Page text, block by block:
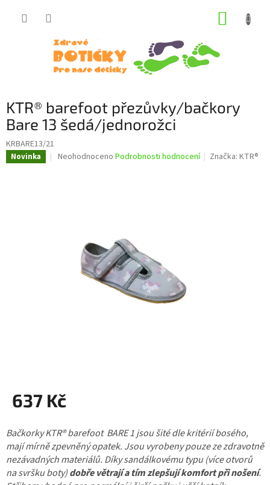
KTR® barefoot přezůvky/bačkory
Bare 13 šedá/jednorožci
KRBARE13/21
Novinka
Průměrné
Neohodnoceno Podrobnosti hodnocení Značka:KTR®
637 Kč
cena:
Bačkorky KTR® barefoot BARE 1 jsou šité dle kritérií bosého,
mají mírně zpevněný opatek. Jsou vyrobeny pouze ze zdravotně
nezávadných materiálů. Díky sandálkovému typu (více otvorů
na svršku boty)dobře větrají a tím zlepšují komfort při nošení.